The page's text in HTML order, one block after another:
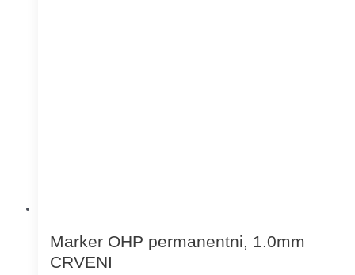
Marker OHP permanentni, 1.0mm
CRVENI